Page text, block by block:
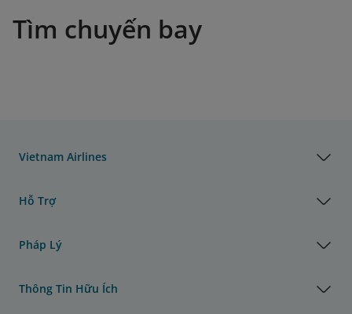
Tìm chuyến bay
Vietnam Airlines
Hỗ Trợ
Pháp Lý
Thông Tin Hữu Ích